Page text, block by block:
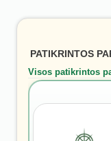
PATIKRINTOS
Visos patikrintos